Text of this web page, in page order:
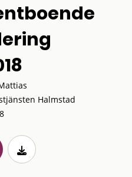
Halmstad